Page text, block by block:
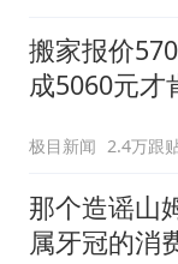
搬家报价
成5060元才
极目新闻 2.4万跟
那个造谣山
属牙冠的消